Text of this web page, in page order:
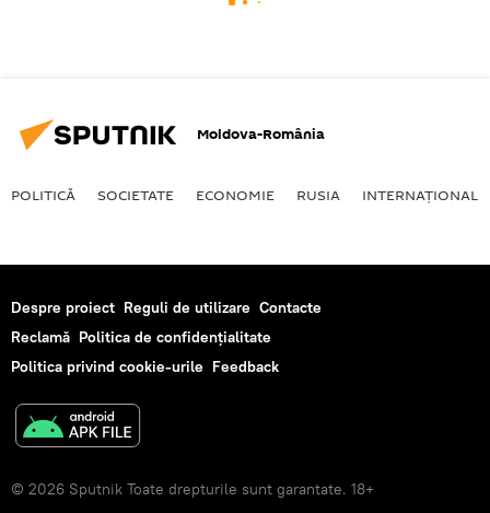
Moldova-România
POLITICĂ SOCIETATE ECONOMIE RUSIA INTERNAŢIONAL
Despre proiect Reguli de utilizare Contacte
Reclamă Politica de confidențialitate
Politica privind cookie-urile Feedback
© 2026 Sputnik Toate drepturile sunt garantate. 18+